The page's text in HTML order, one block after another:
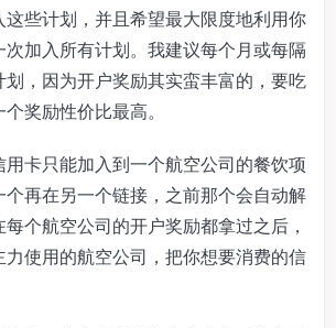
些计划，并且希望最大限度地利用你
次加入所有计划。我建议每个月或每隔
，因为开户奖励其实蛮丰富的，要吃
奖励性价比最高。
用卡只能加入到一个航空公司的餐饮项
个再在另一个链接，之前那个会自动解
个航空公司的开户奖励都拿过之后，
使用的航空公司，把你想要消费的信